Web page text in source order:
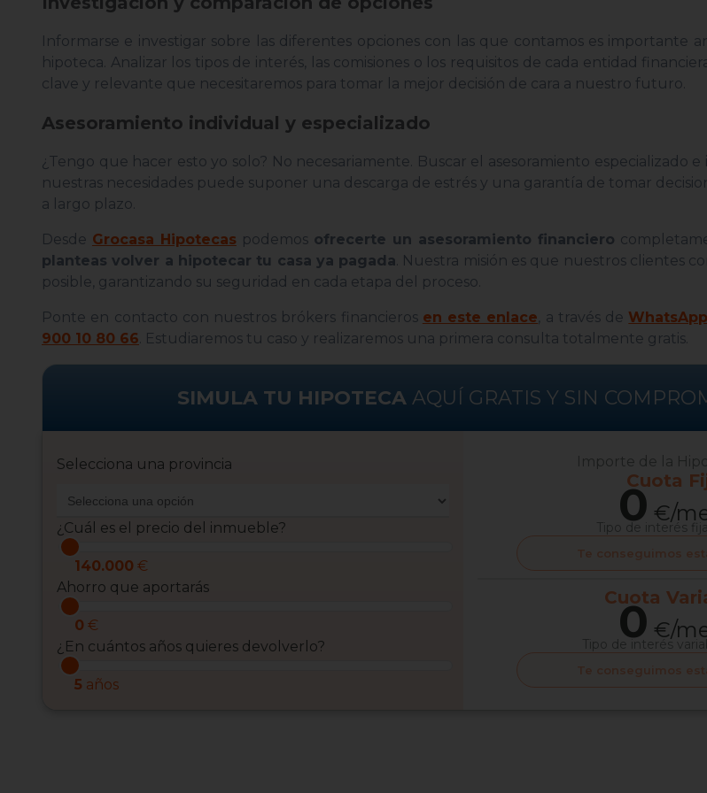
Informarse e investigar sobre las diferentes opciones con las que contamos es importante
hipoteca. Analizar los tipos de interés, las comisiones o los requisitos de cada entidad
clave y relevante que necesitaremos para tomar la mejor decisión de cara a nuestro futuro.
Asesoramiento individual y especializado
¿Tengo que hacer esto yo solo? No necesariamente. Buscar el asesoramiento especializado
nuestras necesidades puede suponer una descarga de estrés y una garantía de tomar
a largo plazo.
Desde Grocasa Hipotecaspodemos ofrecerte un asesoramiento financiero
planteas volver a hipotecar tu casa ya pagada . Nuestra misión es que nuestros clientes
posible, garantizando su seguridad en cada etapa del proceso.
Ponte en contacto con nuestros brókers financieros en este enlace, a través deWhatsApp
900 10 80 66 . Estudiaremos tu caso y realizaremos una primera consulta totalmente gratis.
SIMULA TU HIPOTECA AQUÍ GRATIS Y SIN
Selecciona una provincia
¿Cuál es el precio del inmueble?
140.000 €
Ahorro que aportarás
0 €
¿En cuántos años quieres devolverlo?
5 años
Importe de la
Cuota
0 €/
Tipo de interés
Te conseguimos
Cuota
0 €/
Tipo de interés
Te conseguimos